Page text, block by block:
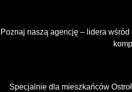
Poznaj naszą agencję – lidera
Specjalnie dla mieszkańców